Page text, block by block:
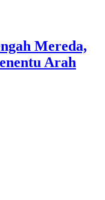
Mereda,
Arah